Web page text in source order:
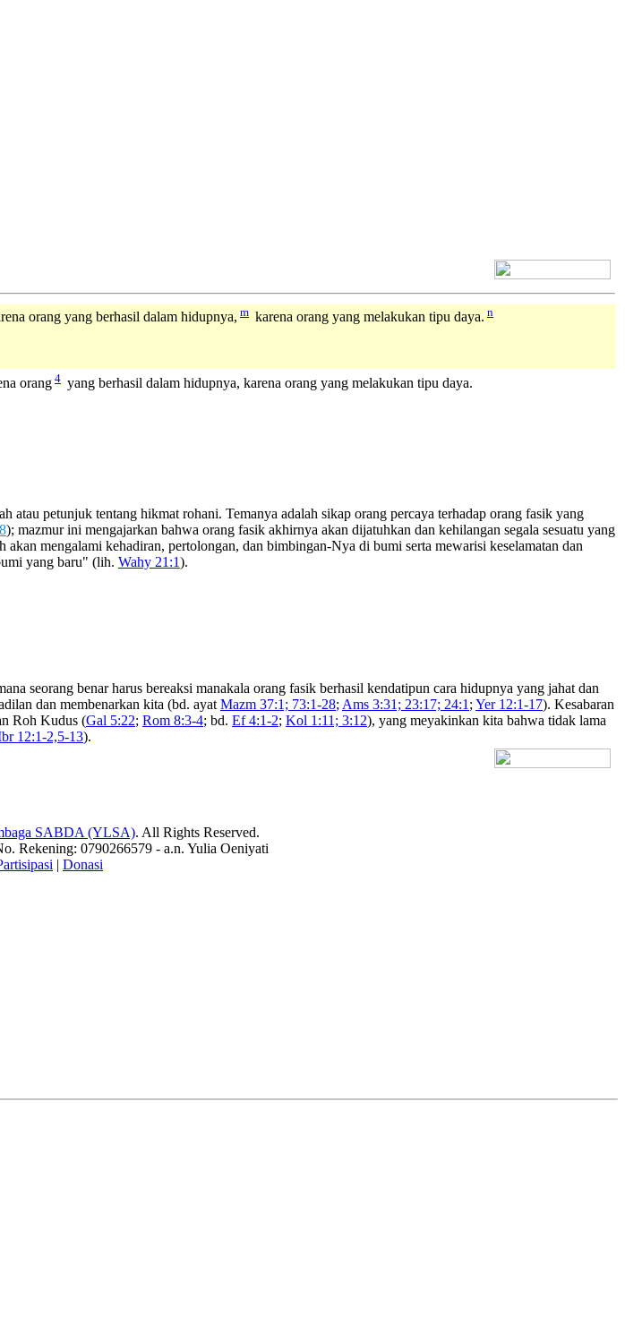
orang yang berhasil dalam hidupnya, m karena orang yang melakukan tipu daya. n
orang 4 yang berhasil dalam hidupnya, karena orang yang melakukan tipu daya.
atau petunjuk tentang hikmat rohani. Temanya adalah sikap orang percaya terhadap orang fasik yang
); mazmur ini mengajarkan bahwa orang fasik akhirnya akan dijatuhkan dan kehilangan segala sesuatu yang
mengalami kehadiran, pertolongan, dan bimbingan-Nya di bumi serta mewarisi keselamatan dan
yang baru" (lih. Wahy 21:1).
seorang benar harus bereaksi manakala orang fasik berhasil kendatipun cara hidupnya yang jahat dan
dan membenarkan kita (bd. ayat Mazm 37:1; 73:1-28; Ams 3:31; 23:17; 24:1 ; Yer 12:1-17). Kesabaran
Roh Kudus (Gal 5:22; Rom 8:3-4; bd. Ef 4:1-2; Kol 1:11; 3:12), yang meyakinkan kita bahwa tidak lama
12:1-2,5-13).
SABDA (YLSA). All Rights Reserved.
Rekening: 0790266579 - a.n. Yulia Oeniyati
| Donasi